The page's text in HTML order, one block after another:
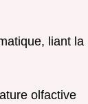
liant la
olfactive